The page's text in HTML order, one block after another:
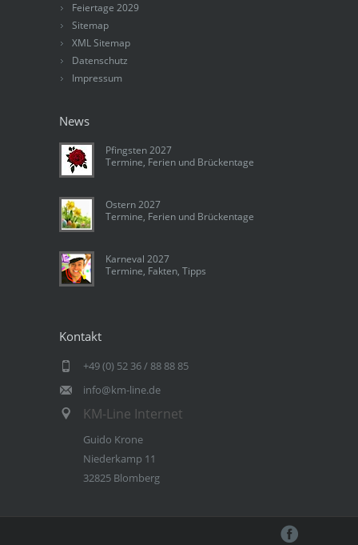
Feiertage 2029
Sitemap
XML Sitemap
Datenschutz
Impressum
News
Pfingsten 2027
Termine, Ferien und Brückentage
Ostern 2027
Termine, Ferien und Brückentage
Karneval 2027
Termine, Fakten, Tipps
Kontakt
+49 (0) 52 36 / 88 88 85
info@km-line.de
KM-Line Internet
Guido Krone
Niederkamp 11
32825 Blomberg